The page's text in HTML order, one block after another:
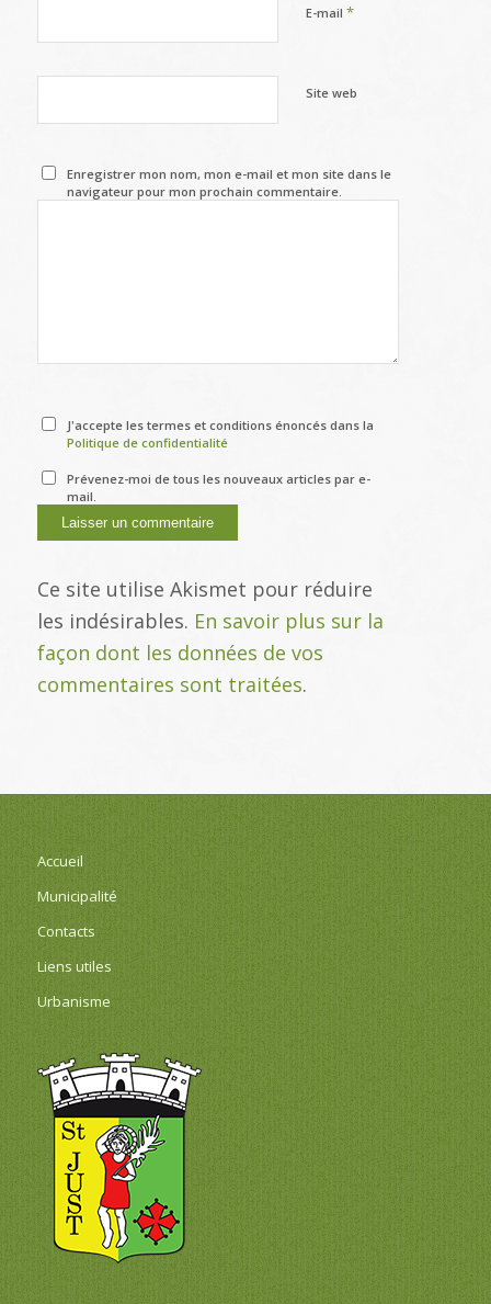
E-mail *
Site web
Enregistrer mon nom, mon e-mail et mon site dans le
navigateur pour mon prochain commentaire.
J'accepte les termes et conditions énoncés dans la
Politique de confidentialité
Prévenez-moi de tous les nouveaux articles par e-
mail.
Ce site utilise Akismet pour réduire
les indésirables. En savoir plus sur la
façon dont les données de vos
commentaires sont traitées.
Accueil
Municipalité
Contacts
Liens utiles
Urbanisme